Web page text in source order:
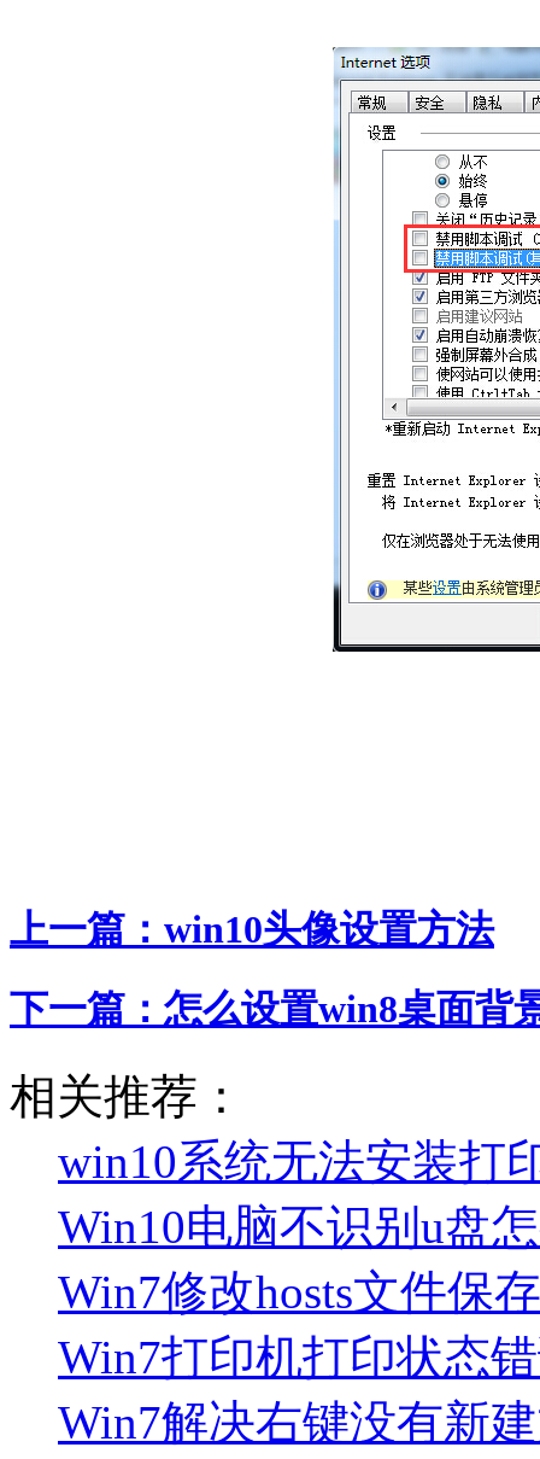
上一篇： win10头像设置方法
下一篇： 怎么设置win8桌面背
相关推荐：
win10系统无法安装打
Win10电脑不识别u盘
Win7修改hosts文件保
Win7打印机打印状态
Win7解决右键没有新